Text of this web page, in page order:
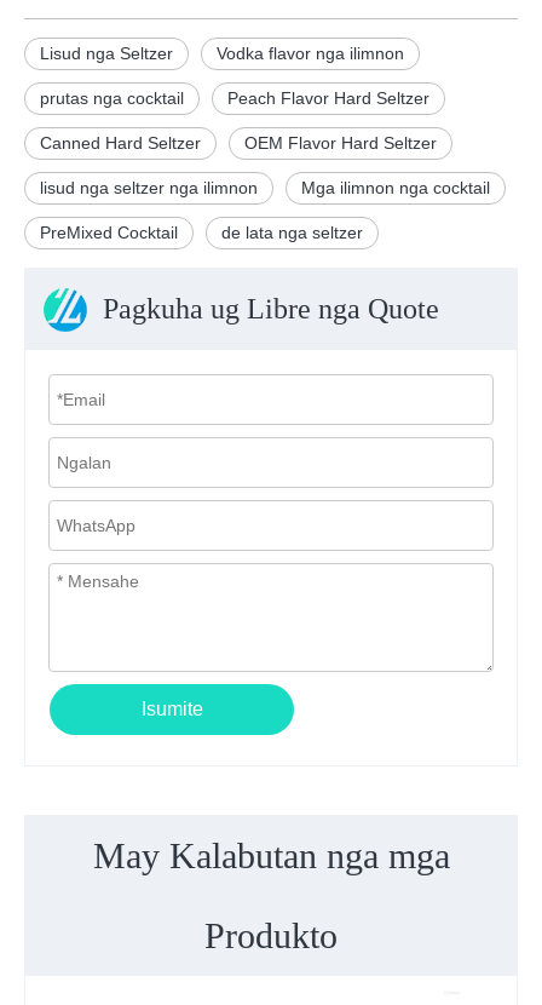
Lisud nga Seltzer Vodka flavor nga ilimnon
prutas nga cocktail Peach Flavor Hard Seltzer
Canned Hard Seltzer OEM Flavor Hard Seltzer
lisud nga seltzer nga ilimnon Mga ilimnon nga cocktail
PreMixed Cocktail de lata nga seltzer
Pagkuha ug Libre nga Quote
Isumite
May Kalabutan nga mga
Produkto